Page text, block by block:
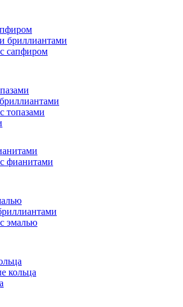
бриллиантами
сапфиром
топазами
фианитами
эмалью
кольца